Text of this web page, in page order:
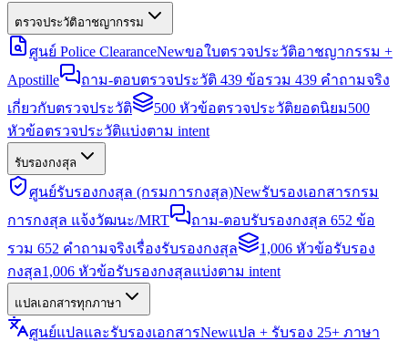
ตรวจประวัติอาชญากรรม
ศูนย์ Police ClearanceNewขอใบตรวจประวัติอาชญากรรม +
Apostille
ถาม-ตอบตรวจประวัติ 439 ข้อรวม 439 คำถามจริง
เกี่ยวกับตรวจประวัติ
500 หัวข้อตรวจประวัติยอดนิยม500
หัวข้อตรวจประวัติแบ่งตาม intent
รับรองกงสุล
ศูนย์รับรองกงสุล (กรมการกงสุล)Newรับรองเอกสารกรม
การกงสุล แจ้งวัฒนะ/MRT
ถาม-ตอบรับรองกงสุล 652 ข้อ
รวม 652 คำถามจริงเรื่องรับรองกงสุล
1,006 หัวข้อรับรอง
กงสุล1,006 หัวข้อรับรองกงสุลแบ่งตาม intent
แปลเอกสารทุกภาษา
ศูนย์แปลและรับรองเอกสารNewแปล + รับรอง 25+ ภาษา